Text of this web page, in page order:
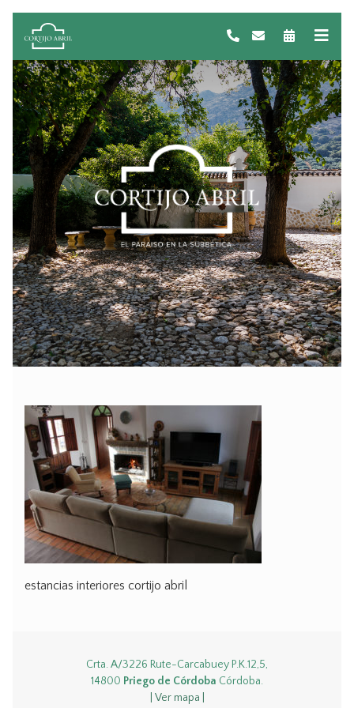
estancias interiores cortijo abril
Crta. A/3226 Rute-Carcabuey P.K.12,5,
14800 Priego de Córdoba Córdoba.
| Ver mapa |